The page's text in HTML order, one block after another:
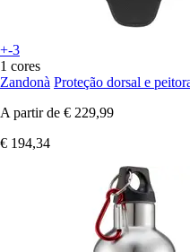
+-3
1 cores
Zandonà Proteção dorsal e
A partir de € 229,99
€ 194,34